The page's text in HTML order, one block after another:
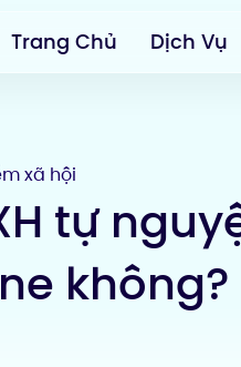
Trang Chủ Dịch Vụ
xã hội
tự
không?